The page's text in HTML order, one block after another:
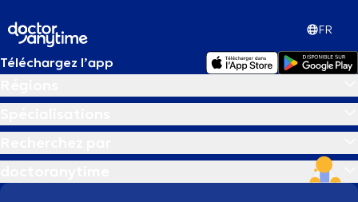
FR
Téléchargez l’app